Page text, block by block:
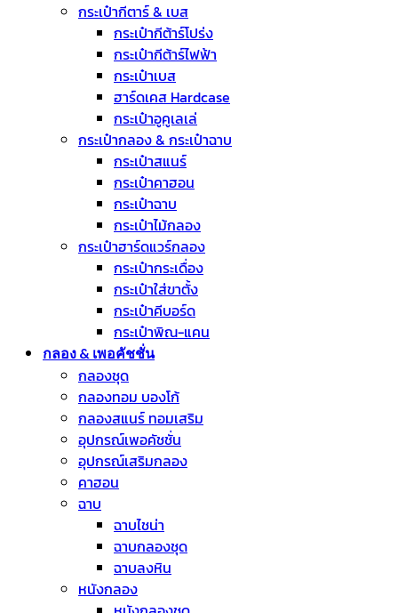
กระเป๋ากีตาร์ & เบส
กระเป๋ากีต้าร์โปร่ง
กระเป๋ากีต้าร์ไฟฟ้า
กระเป๋าเบส
ฮาร์ดเคส Hardcase
กระเป๋าอูคูเลเล่
กระเป๋ากลอง & กระเป๋าฉาบ
กระเป๋าสแนร์
กระเป๋าคาฮอน
กระเป๋าฉาบ
กระเป๋าไม้กลอง
กระเป๋าฮาร์ดแวร์กลอง
กระเป๋ากระเดื่อง
กระเป๋าใส่ขาตั้ง
กระเป๋าคีบอร์ด
กระเป๋าพิณ-แคน
กลอง & เพอคัชชั่น
กลองชุด
กลองทอม บองโก้
กลองสแนร์ ทอมเสริม
อุปกรณ์เพอคัชชั่น
อุปกรณ์เสริมกลอง
คาฮอน
ฉาบ
ฉาบไชน่า
ฉาบกลองชุด
ฉาบลงหิน
หนังกลอง